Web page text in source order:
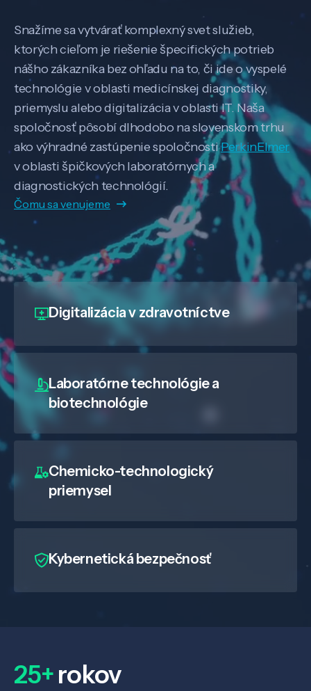
Snažíme sa vytvárať komplexný svet služieb,
ktorých cieľom je riešenie špecifických potrieb
nášho zákazníka bez ohľadu na to, či ide o vyspelé
technológie v oblasti medicínskej diagnostiky,
priemyslu alebo digitalizácia v oblasti IT. Naša
spoločnosť pôsobí dlhodobo na slovenskom trhu
ako výhradné zastúpenie spoločnostiPerkinElmer
v oblasti špičkových laboratórnych a
diagnostických technológií.
Čomu sa venujeme
Digitalizáciav zdravotníctve
Laboratórne technológie a
biotechnológie
Chemicko-technologický
priemysel
Kybernetická bezpečnosť
25+rokov